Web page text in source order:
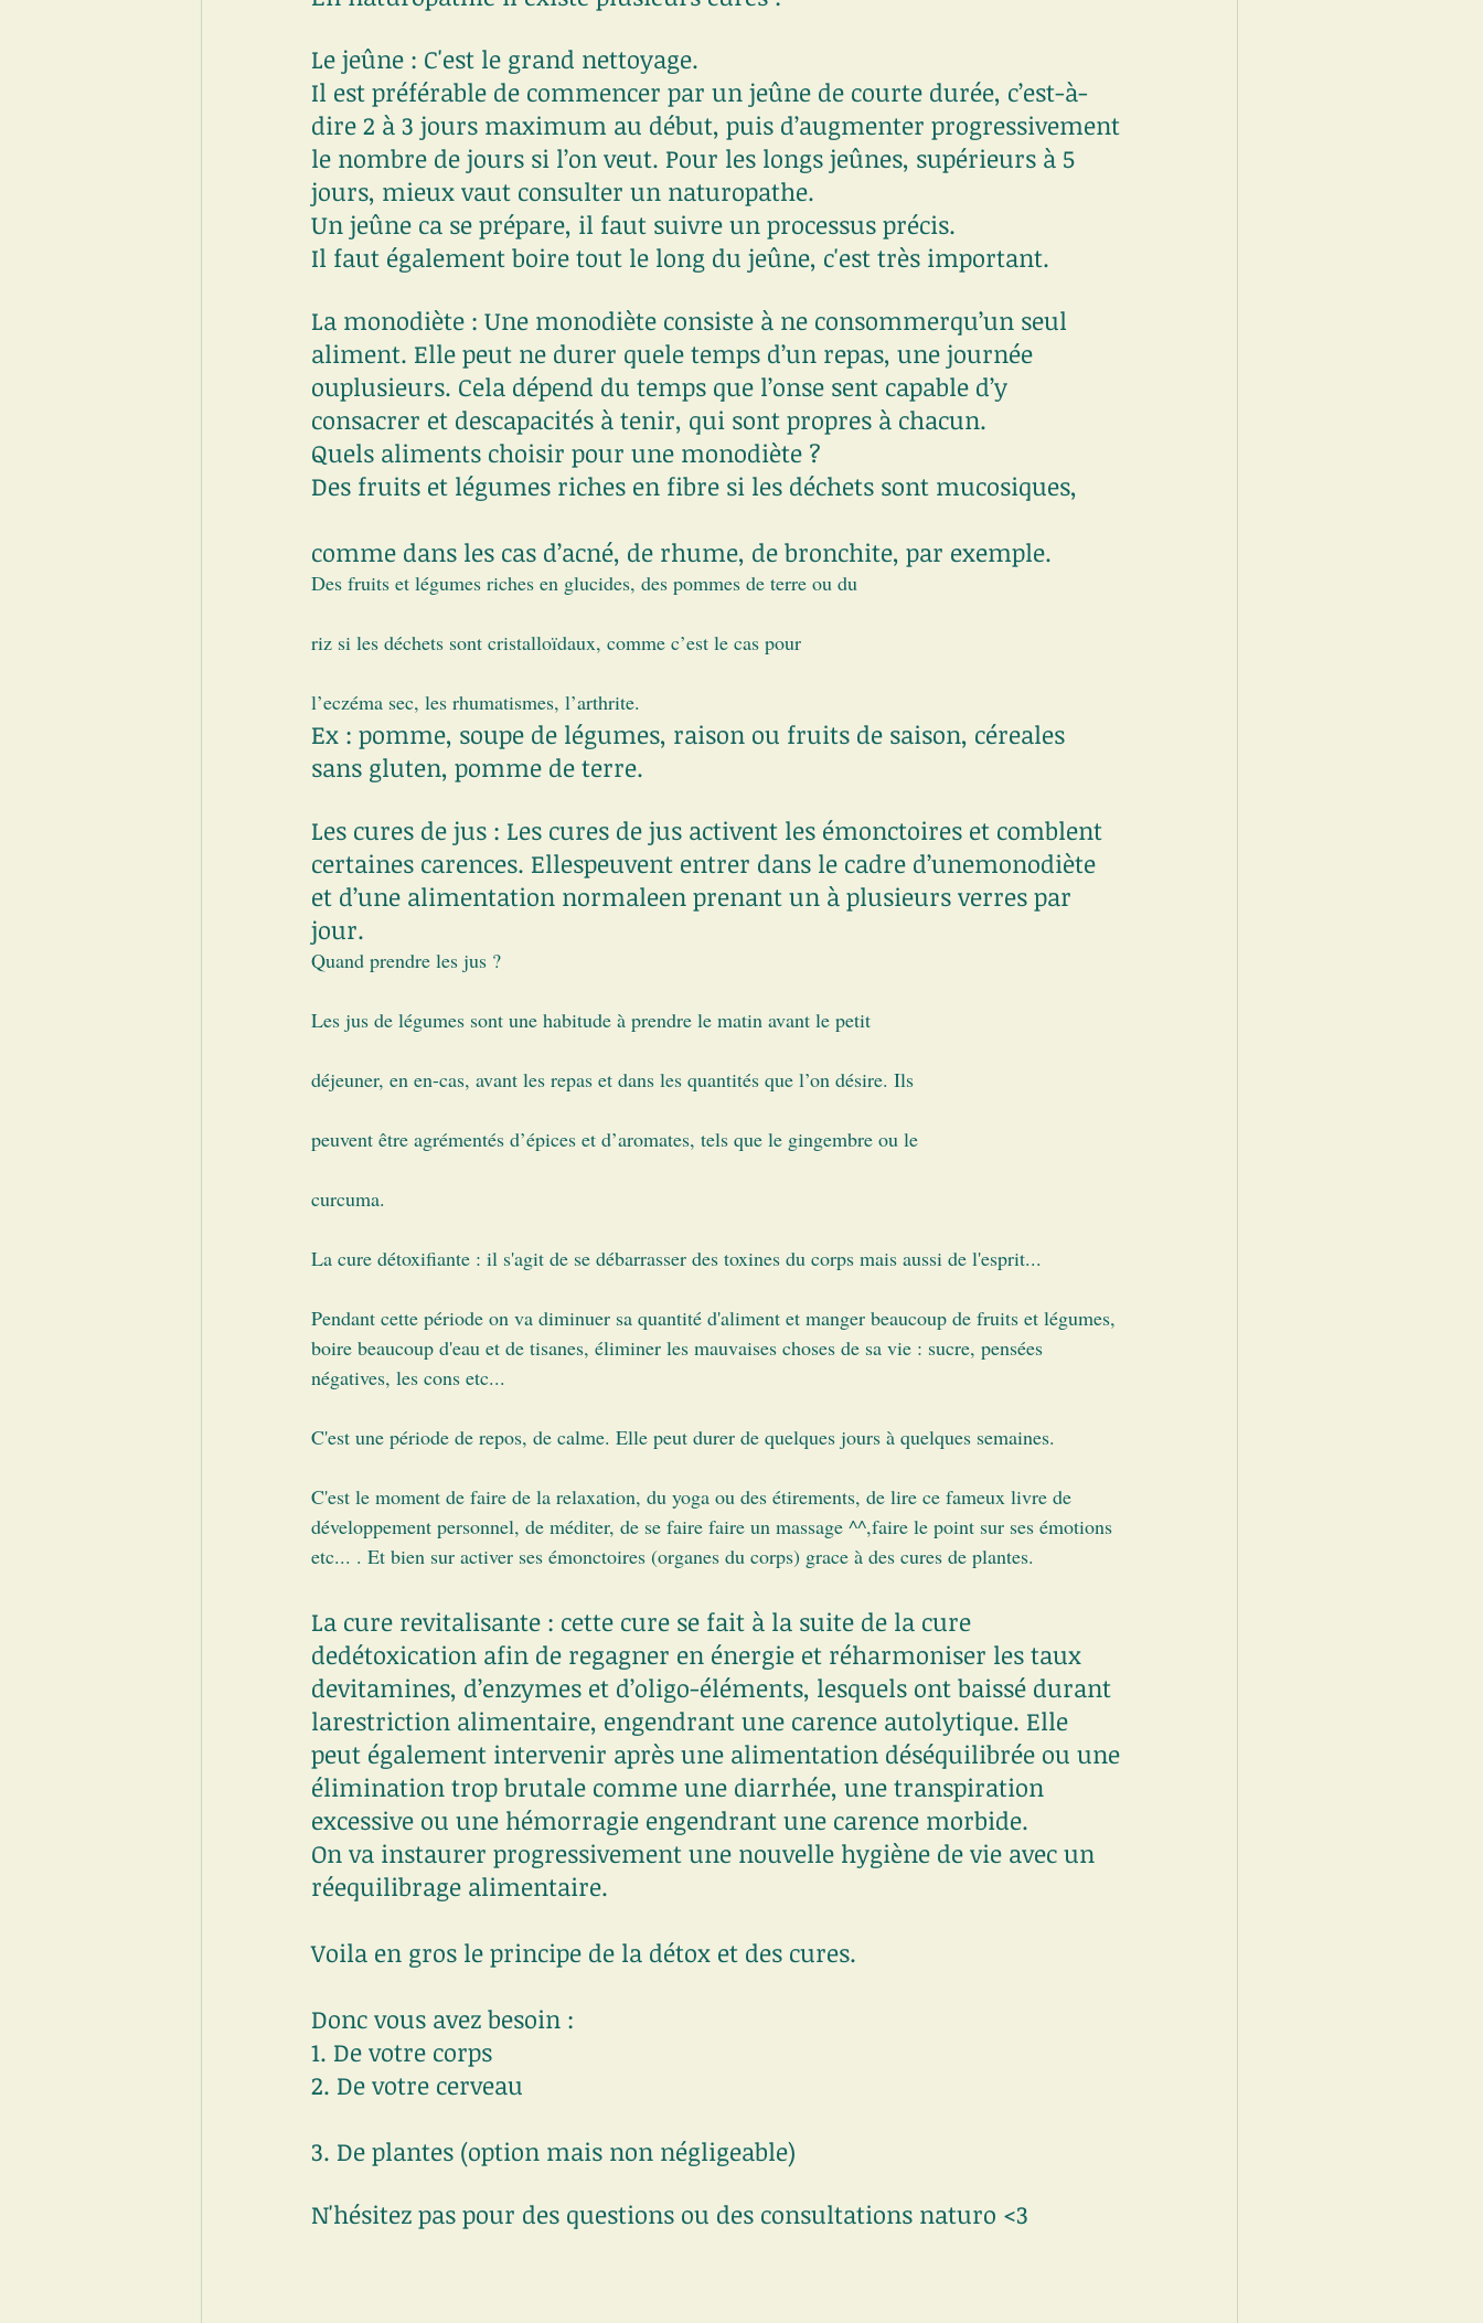
Le jeûne : C'est le grand nettoyage.
Il est préférable de commencer par un jeûne de courte durée, c’est-à-
dire 2 à 3 jours maximum au début, puis d’augmenter progressivement
le nombre de jours si l’on veut. Pour les longs jeûnes, supérieurs à 5
jours, mieux vaut consulter un naturopathe.
Un jeûne ca se prépare, il faut suivre un processus précis.
Il faut également boire tout le long du jeûne, c'est très important.
La monodiète : Une monodiète consiste à ne consommerqu’un seul
aliment. Elle peut ne durer quele temps d’un repas, une journée
ouplusieurs. Cela dépend du temps que l’onse sent capable d’y
consacrer et descapacités à tenir, qui sont propres à chacun.
Quels aliments choisir pour une monodiète ?
Des fruits et légumes riches en fibre si les déchets sont mucosiques,
comme dans les cas d’acné, de rhume, de bronchite, par exemple.
Des fruits et légumes riches en glucides, des pommes de terre ou du
riz si les déchets sont cristalloïdaux, comme c’est le cas pour
l’eczéma sec, les rhumatismes, l’arthrite.
Ex : pomme, soupe de légumes, raison ou fruits de saison, céreales
sans gluten, pomme de terre.
Les cures de jus : Les cures de jus activent les émonctoires et comblent
certaines carences. Ellespeuvent entrer dans le cadre d’unemonodiète
et d’une alimentation normaleen prenant un à plusieurs verres par
jour.
Quand prendre les jus ?
Les jus de légumes sont une habitude à prendre le matin avant le petit
déjeuner, en en-cas, avant les repas et dans les quantités que l’on désire. Ils
peuvent être agrémentés d’épices et d’aromates, tels que le gingembre ou le
curcuma.
La cure détoxifiante : il s'agit de se débarrasser des toxines du corps mais aussi de l'esprit...
Pendant cette période on va diminuer sa quantité d'aliment et manger beaucoup de fruits et légumes,
boire beaucoup d'eau et de tisanes, éliminer les mauvaises choses de sa vie : sucre, pensées
négatives, les cons etc...
C'est une période de repos, de calme. Elle peut durer de quelques jours à quelques semaines.
C'est le moment de faire de la relaxation, du yoga ou des étirements, de lire ce fameux livre de
développement personnel, de méditer, de se faire faire un massage ^^,faire le point sur ses émotions
etc... . Et bien sur activer ses émonctoires (organes du corps) grace à des cures de plantes.
La cure revitalisante : cette cure se fait à la suite de la cure
dedétoxication afin de regagner en énergie et réharmoniser les taux
devitamines, d’enzymes et d’oligo-éléments, lesquels ont baissé durant
larestriction alimentaire, engendrant une carence autolytique. Elle
peut également intervenir après une alimentation déséquilibrée ou une
élimination trop brutale comme une diarrhée, une transpiration
excessive ou une hémorragie engendrant une carence morbide.
On va instaurer progressivement une nouvelle hygiène de vie avec un
réequilibrage alimentaire.
Voila en gros le principe de la détox et des cures.
Donc vous avez besoin :
1. De votre corps
2. De votre cerveau
3. De plantes (option mais non négligeable)
N'hésitez pas pour des questions ou des consultations naturo <3